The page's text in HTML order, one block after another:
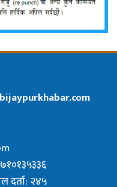
bijaypurkhabar.com
दर्ता: २४५